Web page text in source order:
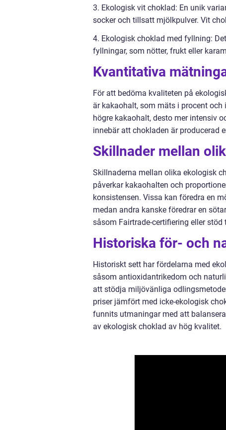
3. Ekologisk vit choklad: En unik
socker och tillsatt mjölkpulver. Vit
4. Ekologisk choklad med fyllning:
fyllningar, som nötter, frukt eller
Kvantitativa
För att bedöma kvaliteten på
är kakaohalt, som mäts i procent
högre kakaohalt, desto mer intensiv
innebär att chokladen är producerad
Skillnader mellan
Skillnaderna mellan olika ekologisk
påverkar kakaohalten och
konsistensen. Vissa kan föredra en
medan andra kanske föredrar en
såsom Fairtrade-certifiering eller
Historiska för- och
Historiskt sett har fördelarna med
såsom antioxidantrikedom och
att stödja miljövänliga
priser jämfört med icke-ekologisk
funnits utmaningar med att
av ekologisk choklad av hög kvalitet.